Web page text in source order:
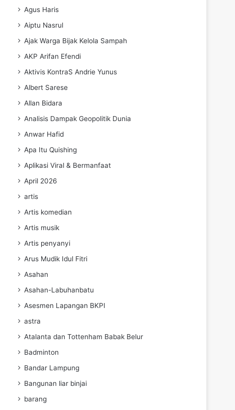
Agus Haris
Aiptu Nasrul
Ajak Warga Bijak Kelola Sampah
AKP Arifan Efendi
Aktivis KontraS Andrie Yunus
Albert Sarese
Allan Bidara
Analisis Dampak Geopolitik Dunia
Anwar Hafid
Apa Itu Quishing
Aplikasi Viral & Bermanfaat
April 2026
artis
Artis komedian
Artis musik
Artis penyanyi
Arus Mudik Idul Fitri
Asahan
Asahan-Labuhanbatu
Asesmen Lapangan BKPI
astra
Atalanta dan Tottenham Babak Belur
Badminton
Bandar Lampung
Bangunan liar binjai
barang